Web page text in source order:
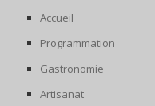
Accueil
Programmation
Gastronomie
Artisanat